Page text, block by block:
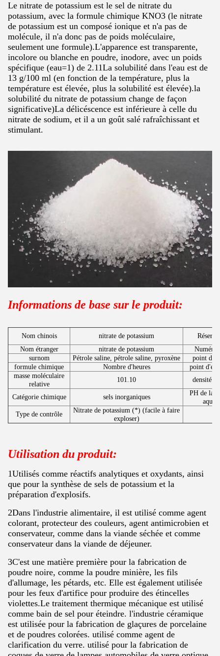
Le nitrate de potassium est le sel de nitrate du
potassium, avec la formule chimique KNO3 (le nitrate
de potassium est un composé ionique et n'a pas de
molécule, il n'a donc pas de poids moléculaire,
seulement une formule).L'apparence est transparente,
incolore ou blanche en poudre, inodore, avec un poids
spécifique (eau=1) de 2.11La solubilité dans l'eau est de
13 g/100 ml (en fonction de la température, plus la
température est élevée, plus la solubilité est élevée).la
solubilité du nitrate de potassium change de façon
significative)La délicéscence est inférieure à celle du
nitrate de sodium, et il a un goût salé rafraîchissant et
stimulant.
Informations de base sur le produit:
Nom chinois nitrate de potassium
Nom étranger
nitrate de potassium
Numéro
surnom
Pétrole saline, pétrole saline, pyroxène
point de
formule chimique
Nombre d'heures
point
masse moléculaire
relative
101.10 densité
Catégorie chimique sels inorganiques
PH de la
Type de contrôle
Nitrate de potassium (*) (facile à faire
exploser)
Utilisation du produit:
1Utilisés comme réactifs analytiques et oxydants, ainsi
que pour la synthèse de sels de potassium et la
préparation d'explosifs.
2Dans l'industrie alimentaire, il est utilisé comme agent
colorant, protecteur des couleurs, agent antimicrobien et
conservateur, comme dans la viande séchée et comme
conservateur dans la viande de déjeuner.
3C'est une matière première pour la fabrication de
poudre noire, comme la poudre minière, les fils
d'allumage, les pétards, etc. Elle est également utilisée
pour les feux d'artifice pour produire des étincelles
violettes.Le traitement thermique mécanique est utilisé
comme bain de sel pour éteindre. l'industrie céramique
est utilisée pour la fabrication de glaçures de porcelaine
et de poudres colorées. utilisé comme agent de
clarification du verre. utilisé pour la fabrication de